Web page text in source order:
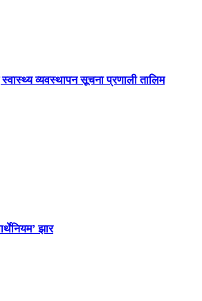
व्यवस्थापन सूचना प्रणाली तालिम
झार